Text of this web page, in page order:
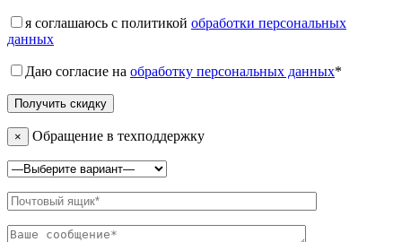
я соглашаюсь с политикой обработки персональных
данных
Даю согласие на обработку персональных данных*
× Обращение в техподдержку